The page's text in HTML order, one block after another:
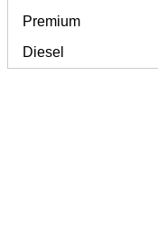
Premium
Diesel